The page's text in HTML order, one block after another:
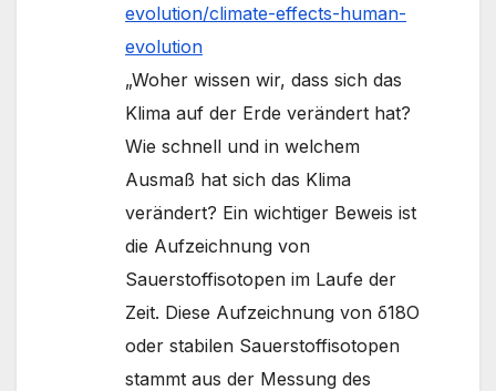
evolution/climate-effects-human-
evolution
„Woher wissen wir, dass sich das
Klima auf der Erde verändert hat?
Wie schnell und in welchem
Ausmaß hat sich das Klima
verändert? Ein wichtiger Beweis ist
die Aufzeichnung von
Sauerstoffisotopen im Laufe der
Zeit. Diese Aufzeichnung von δ18O
oder stabilen Sauerstoffisotopen
stammt aus der Messung des